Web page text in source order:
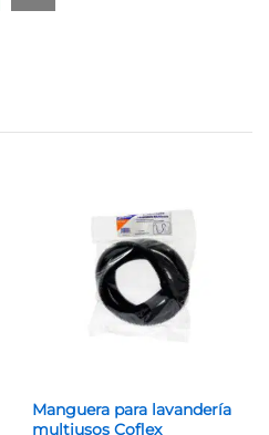
Manguera para lavandería
multiusos Coflex